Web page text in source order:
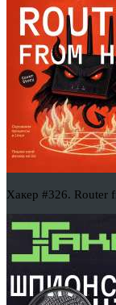
Хакер #326. Router